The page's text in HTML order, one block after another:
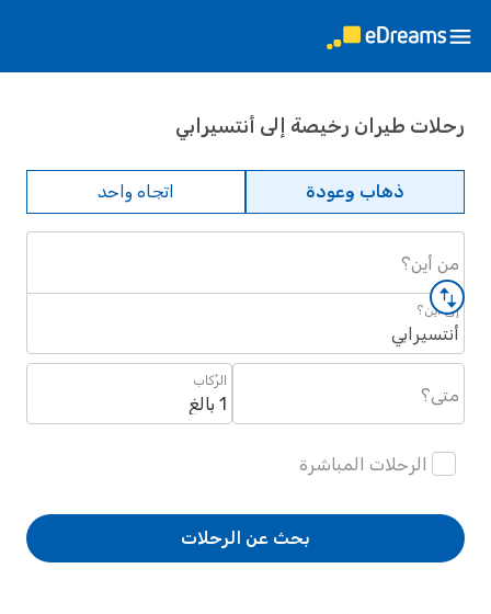
رحلات طيران رخيصة إلى أنتسيرابي
ذهاب وعودة اتجاه واحد
من أين؟
إلى أين؟
أنتسيرابي
متى؟
الرُكاب
1 بالغ
الرحلات المباشرة
بحث عن الرحلات